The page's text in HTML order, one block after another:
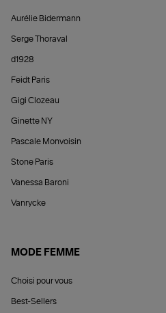
Aurélie Bidermann
Serge Thoraval
d1928
Feidt Paris
Gigi Clozeau
Ginette NY
Pascale Monvoisin
Stone Paris
Vanessa Baroni
Vanrycke
MODE FEMME
Choisi pour vous
Best-Sellers